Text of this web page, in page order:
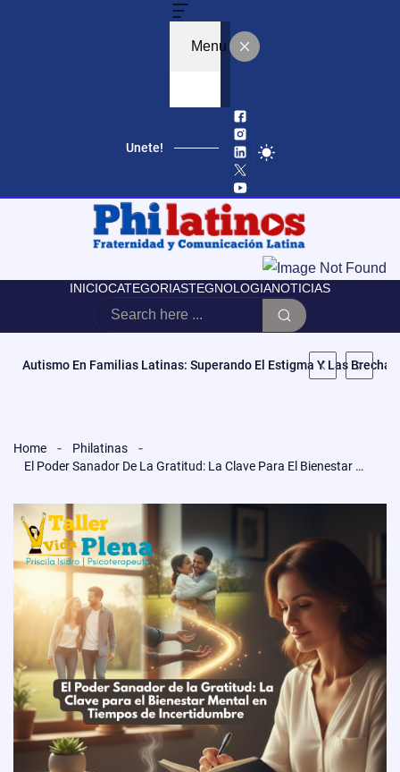
Menu
Unete!
INICIOCATEGORIASTEGNOLOGIANOTICIAS
«No Es Vencer Tus Cargas, Es Abrazarlas»: Mila La Morena
Home
Philatinas
El Poder Sanador De La Gratitud: La Clave Para El Bienestar Mental En Tiempos De Incertidumbre